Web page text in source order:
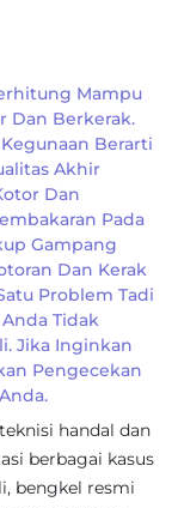
Mampu
Dan Berkerak.
Berarti
Akhir
Dan
Pada
Gampang
Dan Kerak
Problem Tadi
Tidak
Jika Inginkan
Pengecekan
handal dan
berbagai kasus
bengkel resmi